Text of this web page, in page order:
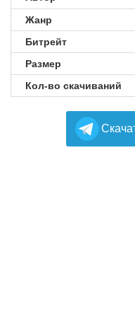
Жанр
Битрейт
Размер
Кол-во скачиваний